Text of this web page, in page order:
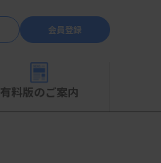
会員登録
有料版のご案内